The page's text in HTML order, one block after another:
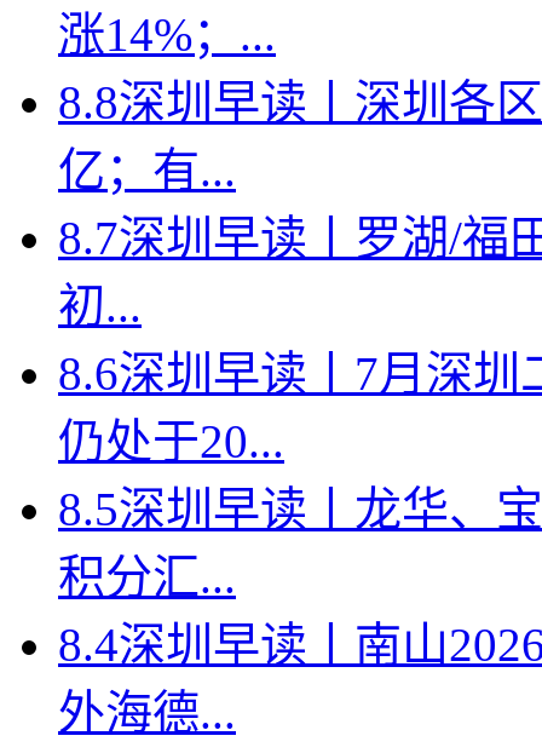
涨14%；...
8.8深圳早读丨深圳各
亿；有...
8.7深圳早读丨罗湖/福
初...
8.6深圳早读丨7月深
仍处于20...
8.5深圳早读丨龙华、
积分汇...
8.4深圳早读丨南山
外海德...